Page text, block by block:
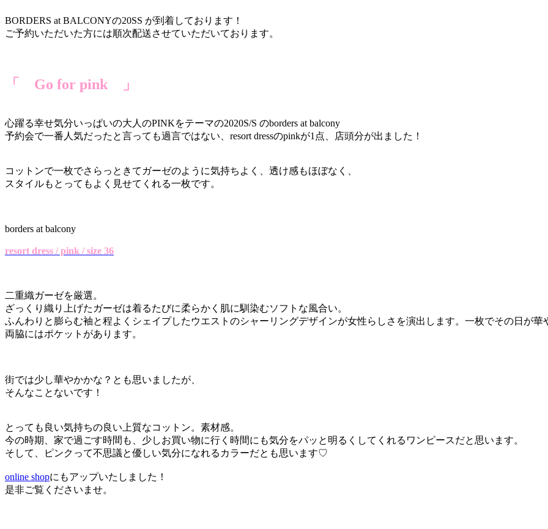
BORDERS at BALCONYの20SS が到着しております！
ご予約いただいた方には順次配送させていただいております。
「 Go for pink 」
心躍る幸せ気分いっぱいの大人のPINKをテーマの2020S/S のborders at balcony
予約会で一番人気だったと言っても過言ではない、resort dressのpinkが1点、店頭分が出ました！
コットンで一枚でさらっときてガーゼのように気持ちよく、透け感もほぼなく、
スタイルもとってもよく見せてくれる一枚です。
borders at balcony
resort dress / pink / size 36
二重織ガーゼを厳選。
ざっくり織り上げたガーゼは着るたびに柔らかく肌に馴染むソフトな風合い。
ふんわりと膨らむ袖と程よくシェイプしたウエストのシャーリングデザインが女性らしさを演出します。一枚でその日が華
両脇にはポケットがあります。
街では少し華やかかな？とも思いましたが、
そんなことないです！
とっても良い気持ちの良い上質なコットン。素材感。
今の時期、家で過ごす時間も、少しお買い物に行く時間にも気分をパッと明るくしてくれるワンピースだと思います。
そして、ピンクって不思議と優しい気分になれるカラーだとも思います♡
online shopにもアップいたしました！
是非ご覧くださいませ。